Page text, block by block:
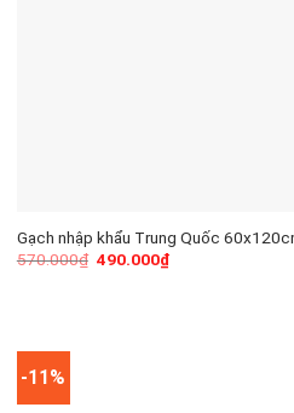
Gạch nhập khẩu Trung Quốc
570.000₫ 490.000₫
-11%